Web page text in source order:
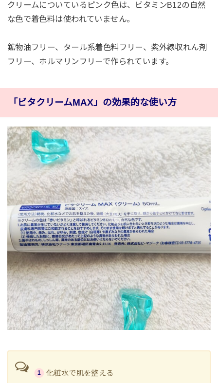
クリームについているピンク色は、ビタミンB12の自然
な色で着色料は使われていません。
鉱物油フリー、タール系着色料フリー、紫外線収れん剤
フリー、ホルマリンフリーで作られています。
「ビタクリームMAX」の効果的な使い方
化粧水で肌を整える